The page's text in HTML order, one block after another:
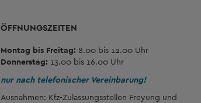
ÖFFNUNGSZEITEN
Montag bis Freitag: 8.00 bis 12.00 Uhr
Donnerstag: 13.00 bis 16.00 Uhr
nur nach telefonischer Vereinbarung!
Ausnahmen: Kfz-Zulassungsstellen Freyung und